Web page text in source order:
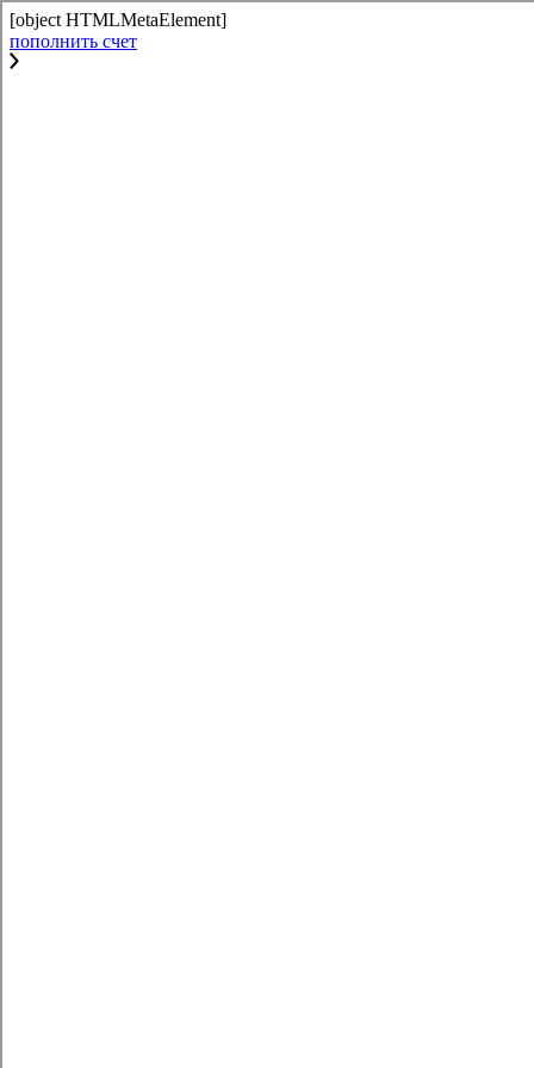
[object HTMLMetaElement]
пополнить счет